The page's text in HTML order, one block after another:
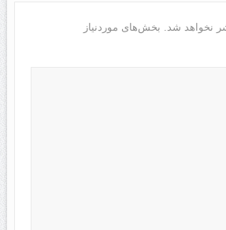
نخواهد شد. بخش‌های موردنیاز